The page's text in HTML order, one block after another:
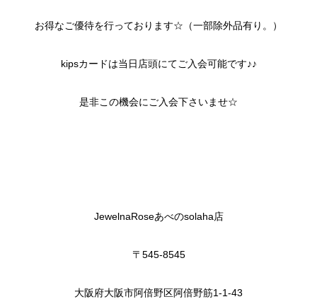
お得なご優待を行っております☆（一部除外品有り。）
kipsカードは当日店頭にてご入会可能です♪♪
是非この機会にご入会下さいませ☆
JewelnaRoseあべのsolaha店
〒545-8545
大阪府大阪市阿倍野区阿倍野筋1-1-43